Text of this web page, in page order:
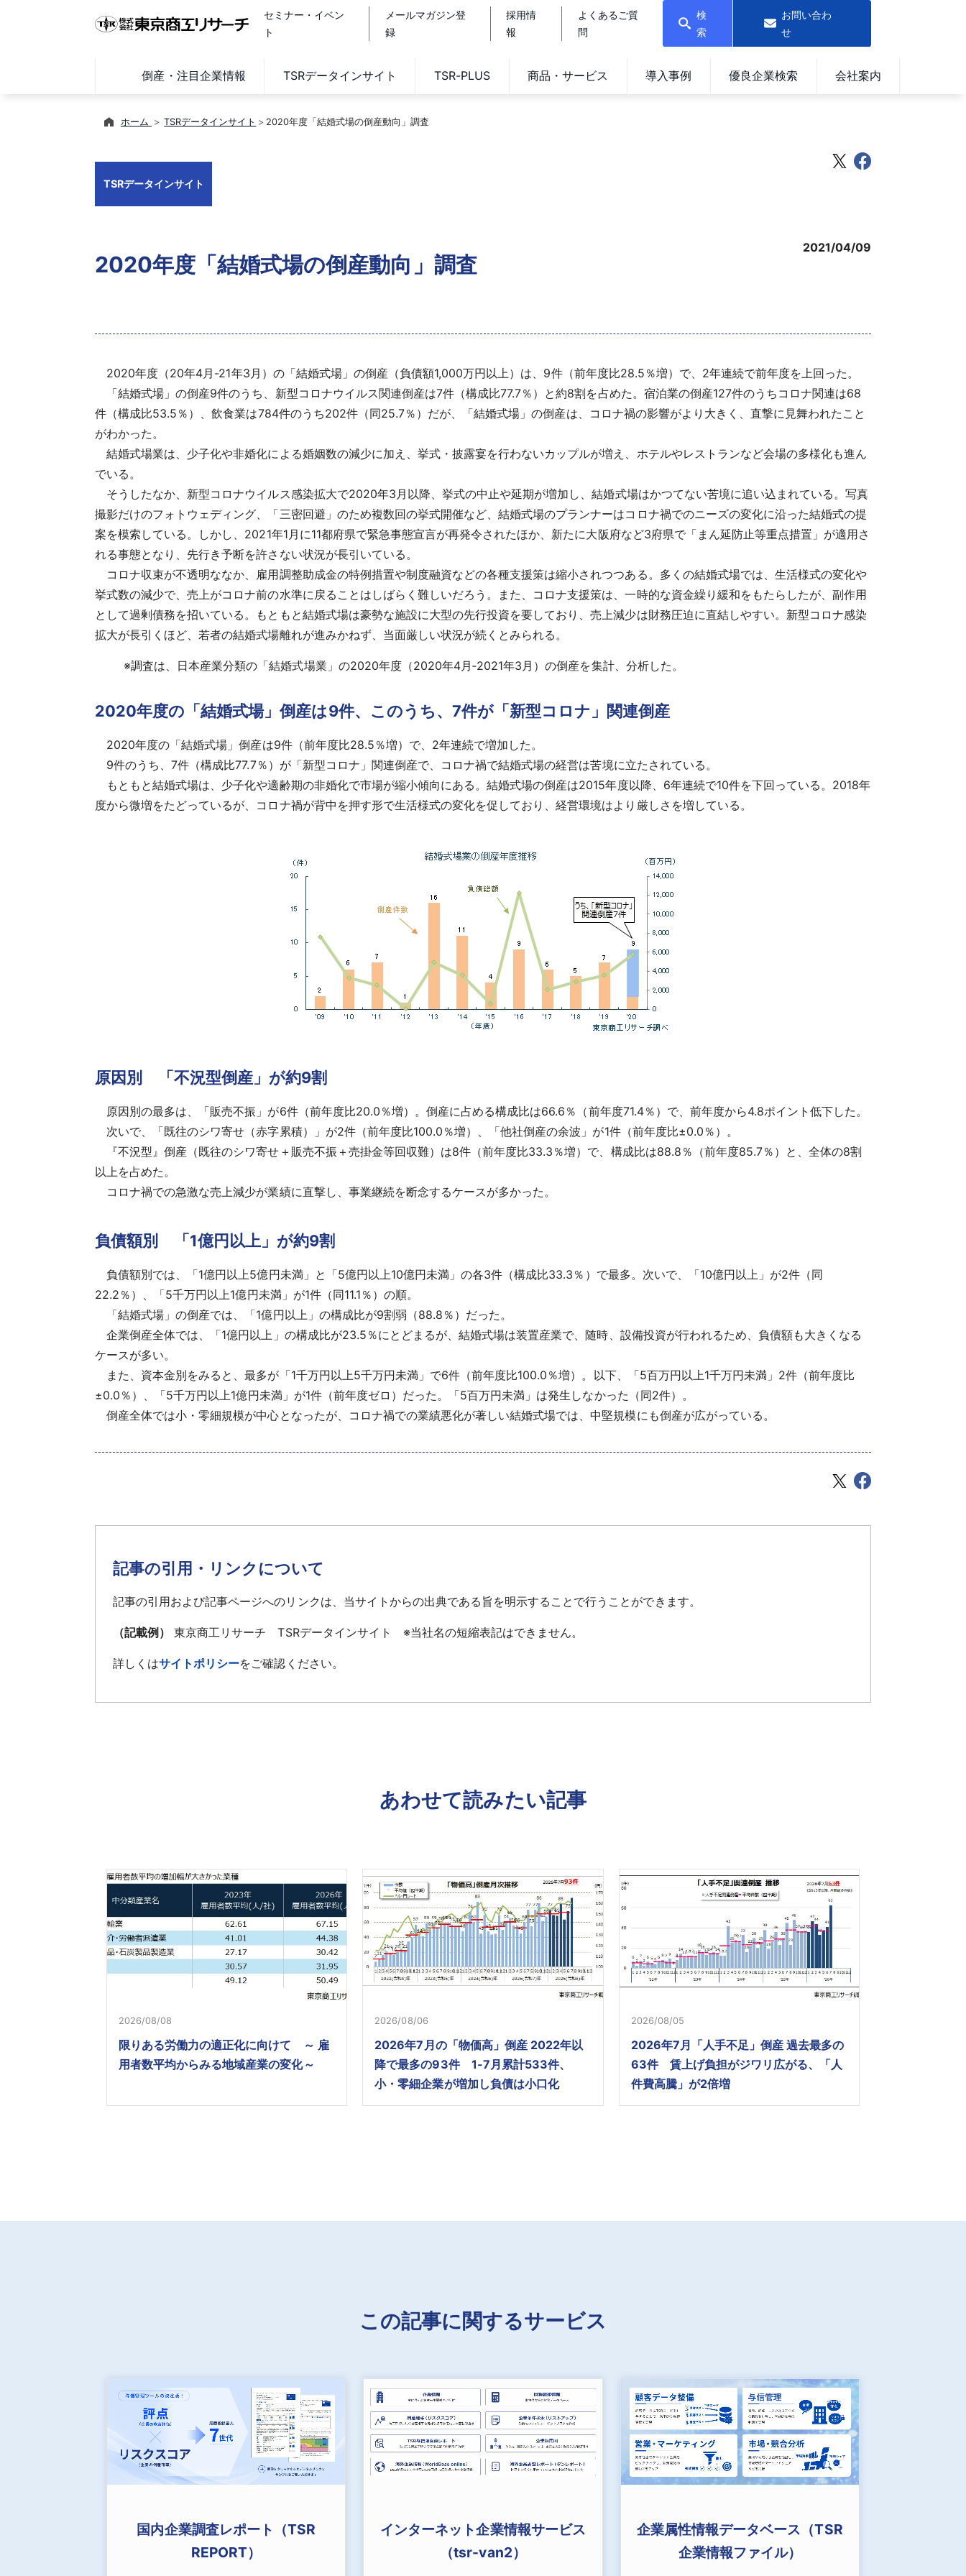
セミナー・イベン
ト
メールマガジン登
録
採用情
報
よくあるご質
問
検
索
お問い合わ
せ
倒産・注目企業情報 TSRデータインサイト TSR-PLUS 商品・サービス 導入事例 優良企業検索 会社案内
ホーム TSRデータインサイト 2020年度「結婚式場の倒産動向」調査
TSRデータインサイト
2020年度「結婚式場の倒産動向」調査
2021/04/09
2020年度（20年4月-21年3月）の「結婚式場」の倒産（負債額1,000万円以上）は、9件（前年度比28.5％増）で、2年連続で前年度を上回った。
「結婚式場」の倒産9件のうち、新型コロナウイルス関連倒産は7件（構成比77.7％）と約8割を占めた。宿泊業の倒産127件のうちコロナ関連は68
件（構成比53.5％）、飲食業は784件のうち202件（同25.7％）だが、「結婚式場」の倒産は、コロナ禍の影響がより大きく、直撃に見舞われたこと
がわかった。
結婚式場業は、少子化や非婚化による婚姻数の減少に加え、挙式・披露宴を行わないカップルが増え、ホテルやレストランなど会場の多様化も進ん
でいる。
そうしたなか、新型コロナウイルス感染拡大で2020年3月以降、挙式の中止や延期が増加し、結婚式場はかつてない苦境に追い込まれている。写真
撮影だけのフォトウェディング、「三密回避」のため複数回の挙式開催など、結婚式場のプランナーはコロナ禍でのニーズの変化に沿った結婚式の提
案を模索している。しかし、2021年1月に11都府県で緊急事態宣言が再発令されたほか、新たに大阪府など3府県で「まん延防止等重点措置」が適用さ
れる事態となり、先行き予断を許さない状況が長引いている。
コロナ収束が不透明ななか、雇用調整助成金の特例措置や制度融資などの各種支援策は縮小されつつある。多くの結婚式場では、生活様式の変化や
挙式数の減少で、売上がコロナ前の水準に戻ることはしばらく難しいだろう。また、コロナ支援策は、一時的な資金繰り緩和をもたらしたが、副作用
として過剰債務を招いている。もともと結婚式場は豪勢な施設に大型の先行投資を要しており、売上減少は財務圧迫に直結しやすい。新型コロナ感染
拡大が長引くほど、若者の結婚式場離れが進みかねず、当面厳しい状況が続くとみられる。
※調査は、日本産業分類の「結婚式場業」の2020年度（2020年4月‐2021年3月）の倒産を集計、分析した。
2020年度の「結婚式場」倒産は9件、このうち、7件が「新型コロナ」関連倒産
2020年度の「結婚式場」倒産は9件（前年度比28.5％増）で、2年連続で増加した。
9件のうち、7件（構成比77.7％）が「新型コロナ」関連倒産で、コロナ禍で結婚式場の経営は苦境に立たされている。
もともと結婚式場は、少子化や適齢期の非婚化で市場が縮小傾向にある。結婚式場の倒産は2015年度以降、6年連続で10件を下回っている。2018年
度から微増をたどっているが、コロナ禍が背中を押す形で生活様式の変化を促しており、経営環境はより厳しさを増している。
原因別 「不況型倒産」が約9割
原因別の最多は、「販売不振」が6件（前年度比20.0％増）。倒産に占める構成比は66.6％（前年度71.4％）で、前年度から4.8ポイント低下した。
次いで、「既往のシワ寄せ（赤字累積）」が2件（前年度比100.0％増）、「他社倒産の余波」が1件（前年度比±0.0％）。
『不況型』倒産（既往のシワ寄せ＋販売不振＋売掛金等回収難）は8件（前年度比33.3％増）で、構成比は88.8％（前年度85.7％）と、全体の8割
以上を占めた。
コロナ禍での急激な売上減少が業績に直撃し、事業継続を断念するケースが多かった。
負債額別 「1億円以上」が約9割
負債額別では、「1億円以上5億円未満」と「5億円以上10億円未満」の各3件（構成比33.3％）で最多。次いで、「10億円以上」が2件（同
22.2％）、「5千万円以上1億円未満」が1件（同11.1％）の順。
「結婚式場」の倒産では、「1億円以上」の構成比が9割弱（88.8％）だった。
企業倒産全体では、「1億円以上」の構成比が23.5％にとどまるが、結婚式場は装置産業で、随時、設備投資が行われるため、負債額も大きくなる
ケースが多い。
また、資本金別をみると、最多が「1千万円以上5千万円未満」で6件（前年度比100.0％増）。以下、「5百万円以上1千万円未満」2件（前年度比
±0.0％）、「5千万円以上1億円未満」が1件（前年度ゼロ）だった。「5百万円未満」は発生しなかった（同2件）。
倒産全体では小・零細規模が中心となったが、コロナ禍での業績悪化が著しい結婚式場では、中堅規模にも倒産が広がっている。
記事の引用・リンクについて
記事の引用および記事ページへのリンクは、当サイトからの出典である旨を明示することで行うことができます。
（記載例） 東京商工リサーチ TSRデータインサイト ※当社名の短縮表記はできません。
詳しくはサイトポリシーをご確認ください。
あわせて読みたい記事
2026/08/08
限りある労働力の適正化に向けて ～ 雇
用者数平均からみる地域産業の変化～
2026/08/06
2026年7月の「物価高」倒産 2022年以
降で最多の93件 1-7月累計533件、
小・零細企業が増加し負債は小口化
2026/08/05
2026年7月「人手不足」倒産 過去最多の
63件 賃上げ負担がジワリ広がる、「人
件費高騰」が2倍増
この記事に関するサービス
国内企業調査レポート（TSR
REPORT）
インターネット企業情報サービス
（tsr-van2）
企業属性情報データベース（TSR
企業情報ファイル）